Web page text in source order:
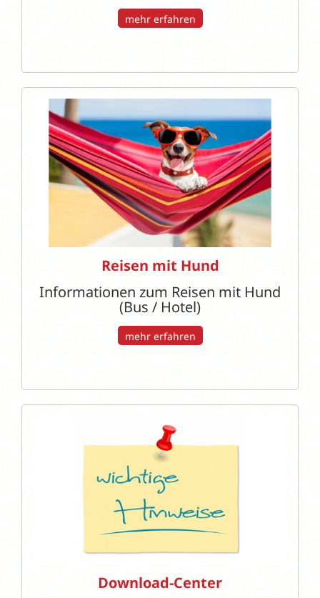
mehr erfahren
Reisen mit Hund
Informationen zum Reisen mit Hund
(Bus / Hotel)
mehr erfahren
Download-Center